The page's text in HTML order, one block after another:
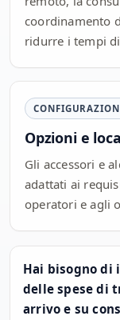
coordinamento
ridurre i tempi
Opzioni e
Gli accessori e
adattati ai
operatori e agli
Hai bisogno di
delle spese di
arrivo e su